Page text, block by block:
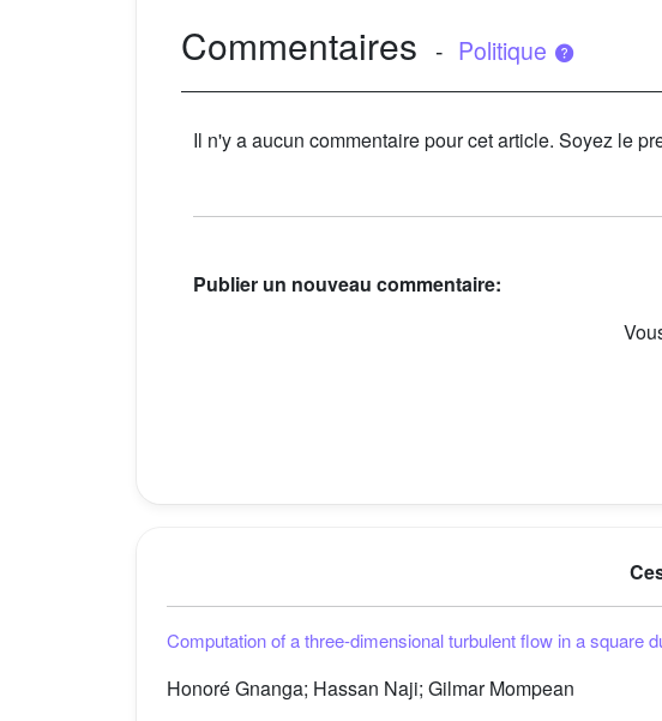
Commentaires - Politique
Il n'y a aucun commentaire pour cet article. Soyez le
Publier un nouveau commentaire:
Computation of a three-dimensional turbulent flow in a square
Honoré Gnanga; Hassan Naji; Gilmar Mompean